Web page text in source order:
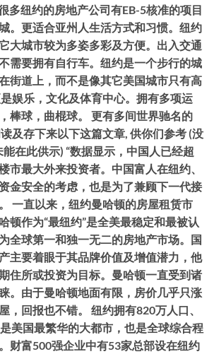
多纽约的房地产公司有EB-5核准的项目
。更适合亚州人生活方式和习惯。纽约
大城市较为多姿多彩及方便。出入交通
需要拥有自行车。纽约是一个步行的城
街道上，而不是像其它美国城市只有高
娱乐，文化及体育中心。拥有多项运
棒球，曲棍球。 更有多间世界驰名的
及存下来以下这篇文章, 供你们参考 (没
在此供示) “数据显示，中国人已经超
市最大外来投资者。中国富人在纽约、
金安全的考虑，也是为了兼顾下一代接
一直以来，纽约曼哈顿的房屋租赁市
顿作为“最纽约”是全美最稳定和最被认
全球第一和独一无二的房地产市场。国
主要着眼于其品牌价值及增值潜力，他
住所或投资为目标。曼哈顿一直受到诸
。由于曼哈顿地面有限，房价几乎只涨
，回报也不错。 纽约拥有820万人口、
美国最繁华的大都市，也是全球综合程
财富500强企业中有53家总部设在纽约